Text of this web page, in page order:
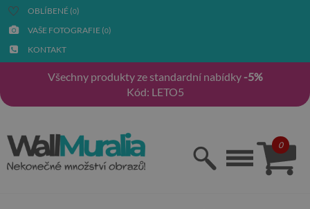
OBLÍBENÉ (0)
VAŠE FOTOGRAFIE (0)
KONTAKT
Všechny produkty ze standardní nabídky -5%
Kód: LETO5
0